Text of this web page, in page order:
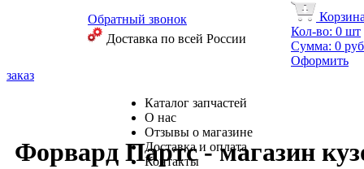
Форвард Партс - магазин
Обратный звонок
Доставка по всей России
Кол-во: 0 шт
Сумма: 0
Оформить
заказ
Каталог запчастей
О нас
Отзывы о магазине
Доставка и оплата
Контакты